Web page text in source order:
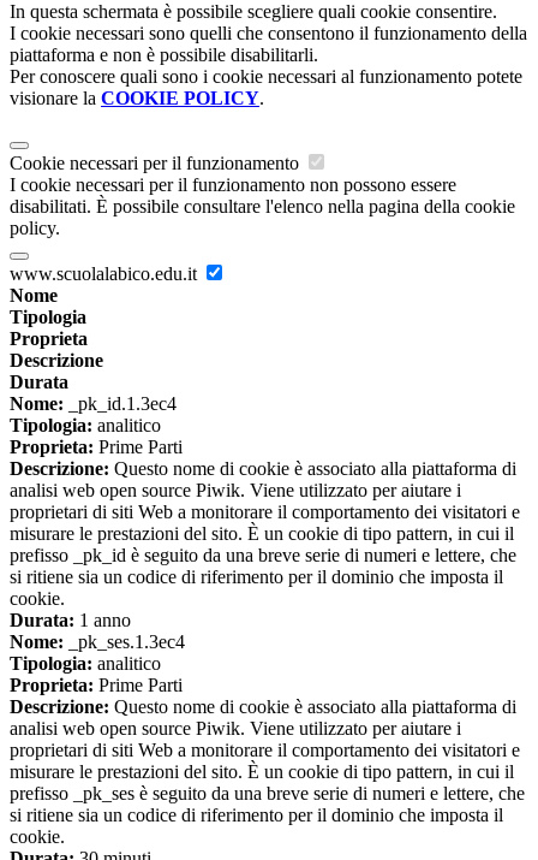
In questa schermata è possibile scegliere quali cookie consentire.
I cookie necessari sono quelli che consentono il funzionamento della
piattaforma e non è possibile disabilitarli.
Per conoscere quali sono i cookie necessari al funzionamento potete
visionare la COOKIE POLICY.
Cookie necessari per il funzionamento
I cookie necessari per il funzionamento non possono essere
disabilitati. È possibile consultare l'elenco nella pagina della cookie
policy.
www.scuolalabico.edu.it
Nome
Tipologia
Proprieta
Descrizione
Durata
Nome: _pk_id.1.3ec4
Tipologia: analitico
Proprieta: Prime Parti
Descrizione: Questo nome di cookie è associato alla piattaforma di
analisi web open source Piwik. Viene utilizzato per aiutare i
proprietari di siti Web a monitorare il comportamento dei visitatori e
misurare le prestazioni del sito. È un cookie di tipo pattern, in cui il
prefisso _pk_id è seguito da una breve serie di numeri e lettere, che
si ritiene sia un codice di riferimento per il dominio che imposta il
cookie.
Durata: 1 anno
Nome: _pk_ses.1.3ec4
Tipologia: analitico
Proprieta: Prime Parti
Descrizione: Questo nome di cookie è associato alla piattaforma di
analisi web open source Piwik. Viene utilizzato per aiutare i
proprietari di siti Web a monitorare il comportamento dei visitatori e
misurare le prestazioni del sito. È un cookie di tipo pattern, in cui il
prefisso _pk_ses è seguito da una breve serie di numeri e lettere, che
si ritiene sia un codice di riferimento per il dominio che imposta il
cookie.